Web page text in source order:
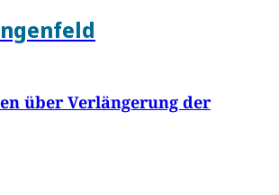
über Verlängerung der